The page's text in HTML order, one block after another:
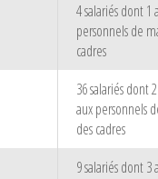
4 salariés dont
personnels de
cadres
36 salariés dont
aux personnels
des cadres
9 salariés dont